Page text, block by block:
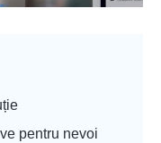
pentru nevoi